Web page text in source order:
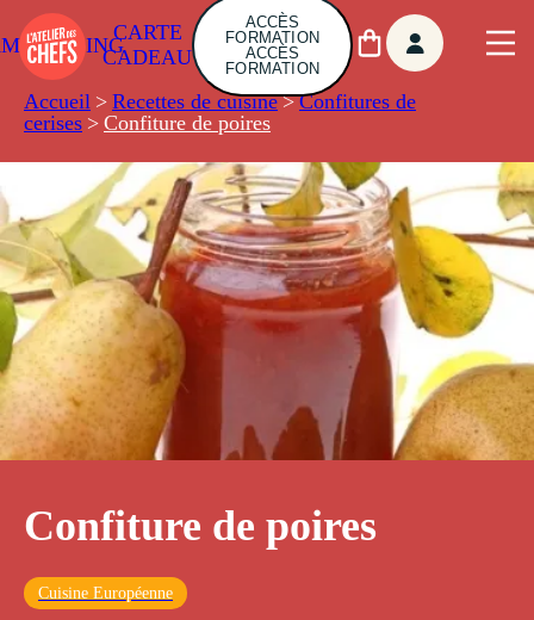
CARTE
CADEAU
ACCÈS
FORMATION
ACCÈS
FORMATION
Accueil > Recettes de cuisine > Confitures de
cerises > Confiture de poires
Confiture de poires
Cuisine Européenne